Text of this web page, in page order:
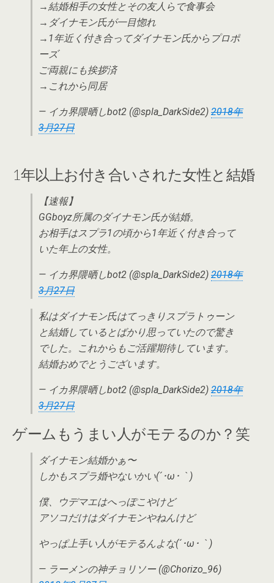
→結婚相手の女性とその友人らで食事会
→ダイナモン氏が一目惚れ
→1年近く付き合ってダイナモン氏からプロポ
ーズ
ご両親にも挨拶済
→これから同居
— イカ界隈晒しbot2 (@spla_DarkSide2) 2018年
3月27日
1年以上お付き合いされた女性と結婚
【速報】
GGboyz所属のダイナモン氏が結婚。
お相手はスプラ1の頃から1年近く付き合って
いた年上の女性。
— イカ界隈晒しbot2 (@spla_DarkSide2) 2018年
3月27日
私はダイナモン氏はてっきりスプラトゥーン
と結婚しているとばかり思っていたので驚き
でした。これからもご活躍期待しています。
結婚おめでとうございます。
— イカ界隈晒しbot2 (@spla_DarkSide2) 2018年
3月27日
ゲームもうまい人がモテるのか？笑
ダイナモン結婚かぁ〜
しかもスプラ婚やないかい(´･ω･｀)
僕、ウデマエはへっぽこやけど
アソコだけはダイナモンやねんけど
やっぱ上手い人がモテるんよな(´･ω･｀)
— ラーメンの神チョリソー (@Chorizo_96)